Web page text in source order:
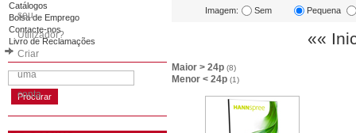
seu
Utilizador?
Criar
uma
conta
Catálogos
Bolsa de Emprego
Contacte-nos
Livro de Reclamações
Imagem: Sem Pequena
««
Maior > 24p (8)
Menor < 24p (1)